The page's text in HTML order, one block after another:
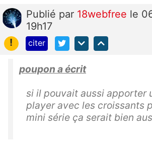
Publié par 18webfree le
19h17
!
citer
poupon a écrit
si il pouvait aussi apporter
player avec les croissants
mini série ça serait bien